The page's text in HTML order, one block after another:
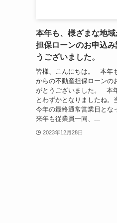
本年も、様ざまな地
担保ローンのお申込
うございました。
皆様、こんにちは。 本年
からの不動産担保ローンの
がとうございました。 本
とわずかとなりましたね。
今年の最終通常営業日とな
来年も従業員一同、...
2023年12月28日